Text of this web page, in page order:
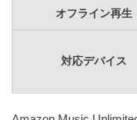
オフライン再生
対応デバイス